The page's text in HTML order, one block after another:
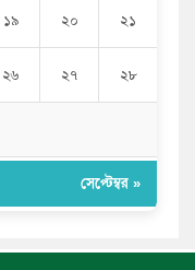
১৯ ২০ ২১
২৬ ২৭ ২৮
সেপ্টেম্বর »